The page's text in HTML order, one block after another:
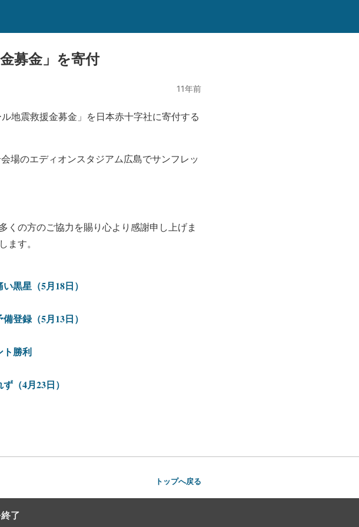
募金」を寄付
11年前
地震救援金募金」を日本赤十字社に寄付する
場のエディオンスタジアム広島でサンフレッ
くの方のご協力を賜り心より感謝申し上げま
ます。
黒星（5月18日）
登録（5月13日）
ト勝利
（4月23日）
トップへ戻る
了